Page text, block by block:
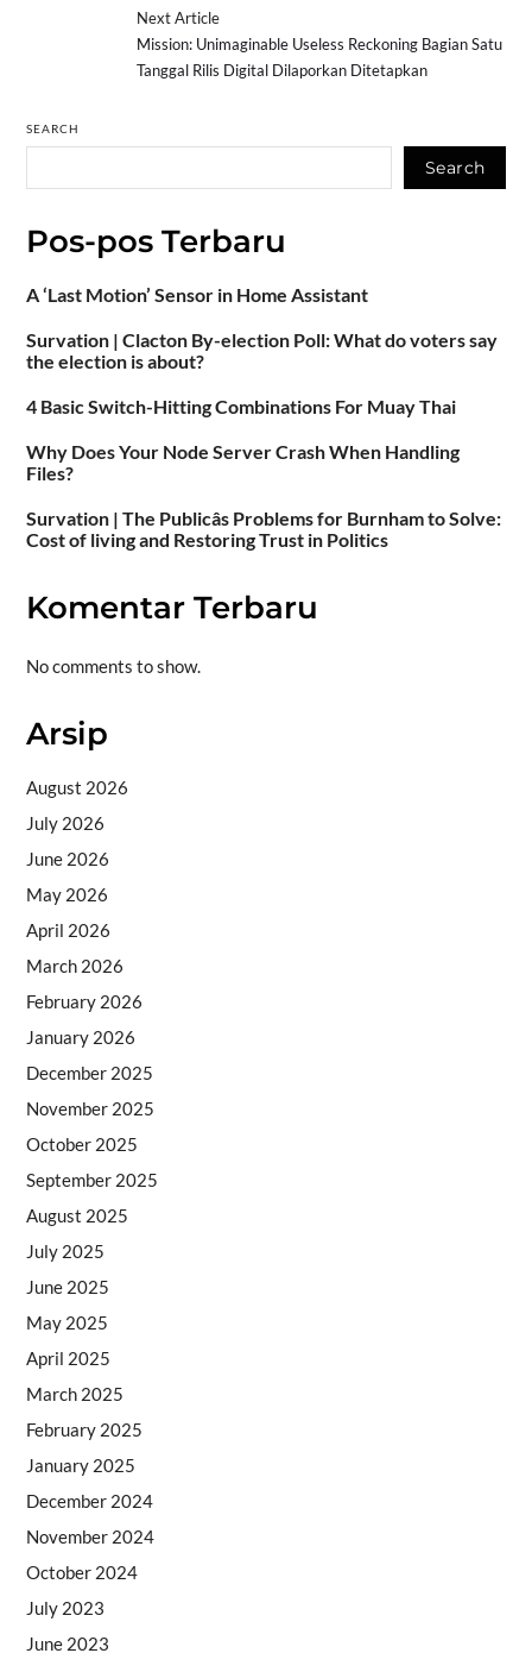
Next Article
Mission: Unimaginable Useless Reckoning Bagian Satu
Tanggal Rilis Digital Dilaporkan Ditetapkan
SEARCH
Search
Pos-pos Terbaru
A ‘Last Motion’ Sensor in Home Assistant
Survation | Clacton By-election Poll: What do voters say
the election is about?
4 Basic Switch-Hitting Combinations For Muay Thai
Why Does Your Node Server Crash When Handling
Files?
Survation | The Publicâs Problems for Burnham to Solve:
Cost of living and Restoring Trust in Politics
Komentar Terbaru
No comments to show.
Arsip
August 2026
July 2026
June 2026
May 2026
April 2026
March 2026
February 2026
January 2026
December 2025
November 2025
October 2025
September 2025
August 2025
July 2025
June 2025
May 2025
April 2025
March 2025
February 2025
January 2025
December 2024
November 2024
October 2024
July 2023
June 2023